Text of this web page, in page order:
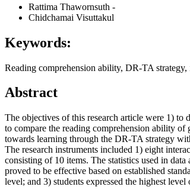
Rattima Thawornsuth -
Chidchamai Visuttakul
Keywords:
Reading comprehension ability, DR-TA
Abstract
The objectives of this research article were 1) to
to compare the reading comprehension ability
towards learning through the DR-TA strategy
The research instruments included 1) eight
consisting of 10 items. The statistics used in
proved to be effective based on established
level; and 3) students expressed the highest